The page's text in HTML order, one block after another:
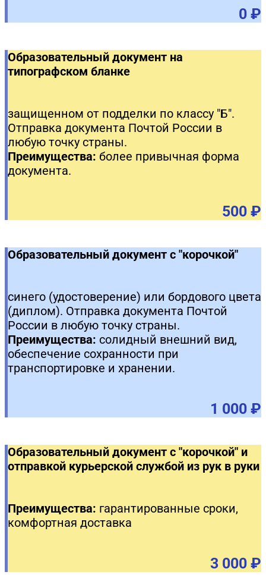
0 ₽
Образовательный документ на
типографском бланке
защищенном от подделки по классу "Б".
Отправка документа Почтой России в
любую точку страны.
Преимущества: более привычная форма
документа.
500 ₽
Образовательный документ с "корочкой"
синего (удостоверение) или бордового цвета
(диплом). Отправка документа Почтой
России в любую точку страны.
Преимущества: солидный внешний вид,
обеспечение сохранности при
транспортировке и хранении.
1 000 ₽
Образовательный документ с "корочкой" и
отправкой курьерской службой из рук в руки
Преимущества: гарантированные сроки,
комфортная доставка
3 000 ₽